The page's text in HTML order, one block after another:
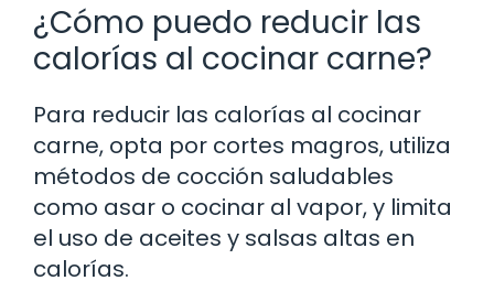
¿Cómo puedo reducir las
calorías al cocinar carne?
Para reducir las calorías al cocinar
carne, opta por cortes magros, utiliza
métodos de cocción saludables
como asar o cocinar al vapor, y limita
el uso de aceites y salsas altas en
calorías.